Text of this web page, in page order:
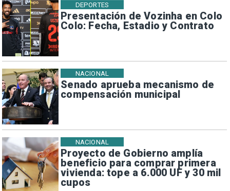
Presentación de Vozinha en Colo
Colo: Fecha, Estadio y Contrato
DEPORTES
Senado aprueba mecanismo de
compensación municipal
NACIONAL
Proyecto de Gobierno amplía
beneficio para comprar primera
vivienda: tope a 6.000 UF y 30 mil
cupos
NACIONAL